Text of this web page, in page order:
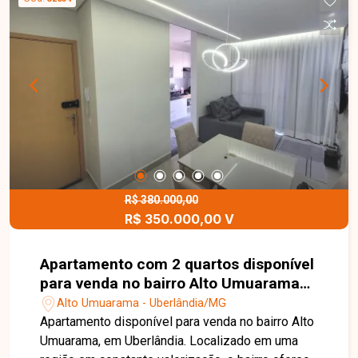
excelente aproveitamento dos espaços. Conta
ainda com 1 vaga de garagem, proporcionando
mais comodidade no dia a dia. O condomínio
dispõe de portaria 24 horas, além de área de
lazer e serviços, garantindo mais segurança,
conforto e conveniência aos moradores. Entre em
contato com a equipe da Delta Imóveis e agende
sua visita para conhecer essa oportunidade.
R$ 380.000,00
R$ 350.000,00 V
Apartamento com 2 quartos disponível
para venda no bairro Alto Umuarama
em Uberlândia-MG
Alto Umuarama - Uberlândia/MG
Apartamento disponível para venda no bairro Alto
Umuarama, em Uberlândia. Localizado em uma